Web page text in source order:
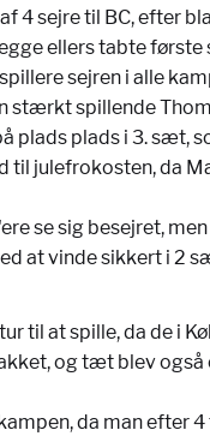
4 sejre til BC, efter
ellers tabte
sejren i alle
stærkt spillende
plads i 3. sæt,
til julefrokosten, da
se sig besejret,
at vinde sikkert i 2
til at spille, da de i
og tæt blev også
da man